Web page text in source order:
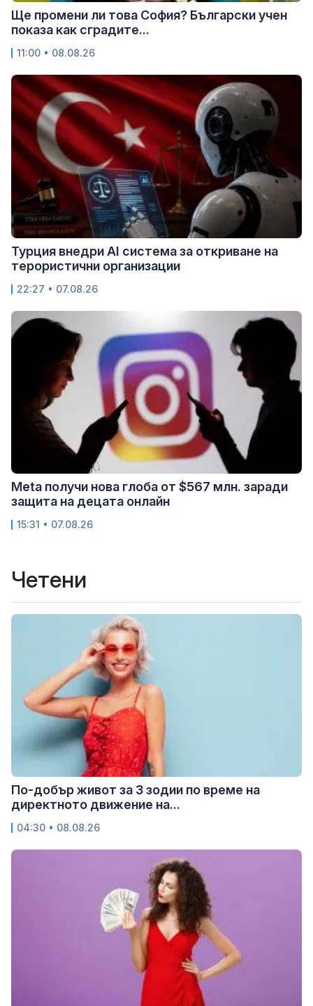
Ще промени ли това София? Български учен
показа как сградите...
11:00 • 08.08.26
Турция внедри AI система за откриване на
терористични организации
22:27 • 07.08.26
Meta получи нова глоба от $567 млн. заради
защита на децата онлайн
15:31 • 07.08.26
Четени
По-добър живот за 3 зодии по време на
директното движение на...
04:30 • 08.08.26